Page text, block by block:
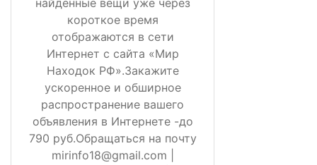
короткое время
отображаются в сети
Интернет с сайта «Мир
Находок РФ».Закажите
ускоренное и обширное
распространение вашего
объявления в Интернете -до
790 руб.Обращаться на почту
mirinfo18@gmail.com |